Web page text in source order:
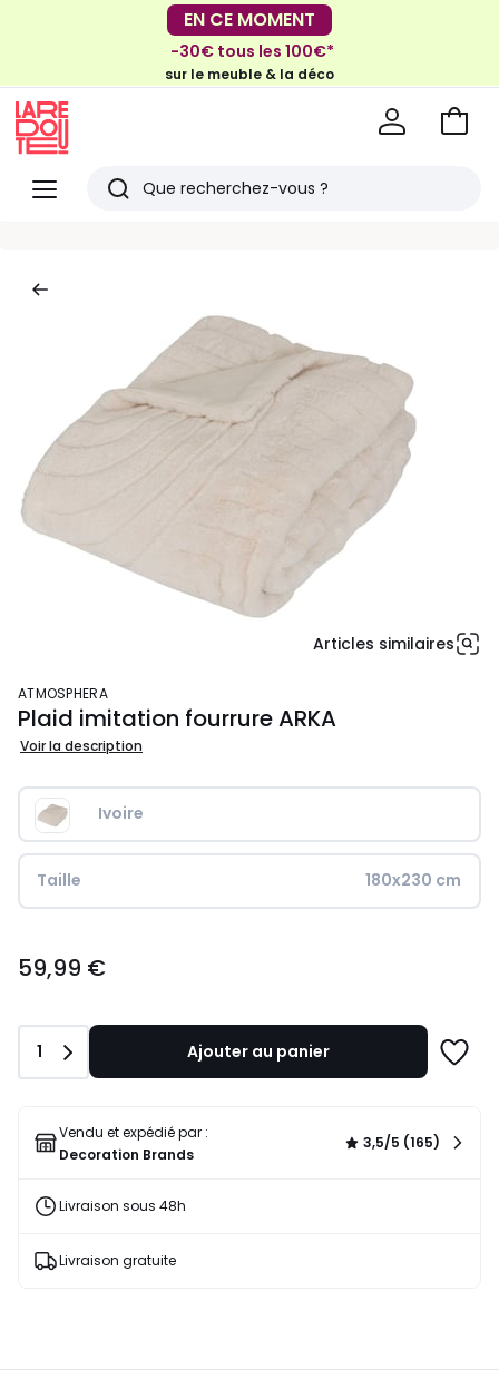
EN CE MOMENT
-30€ tous les 100€*
sur le meuble & la déco
EN CE MOMENT
-40% dès 2 articles*
sur le linge de maison et la literie
Menu
Redoute
Rechercher
Voir
Articles similaires
ATMOSPHERA
Plaid imitation fourrure ARKA
Voir la description
Ivoire
Taille 180x230 cm
€.
59,99 €
Quantité
1 Ajouter au panier
Vendu et expédié par :
Decoration Brands
3,5/5 (165)
Livraison sous 48h
Livraison gratuite